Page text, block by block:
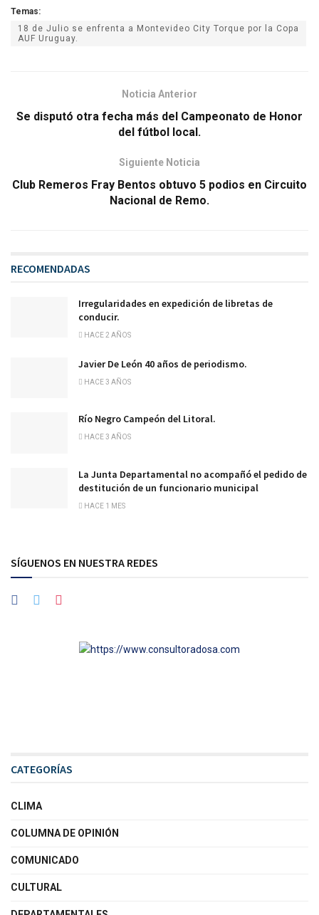
Temas:
18 de Julio se enfrenta a Montevideo City Torque por la Copa
AUF Uruguay.
Noticia Anterior
Se disputó otra fecha más del Campeonato de Honor
del fútbol local.
Siguiente Noticia
Club Remeros Fray Bentos obtuvo 5 podios en Circuito
Nacional de Remo.
RECOMENDADAS
Irregularidades en expedición de libretas de
conducir.
HACE 2 AÑOS
Javier De León 40 años de periodismo.
HACE 3 AÑOS
Río Negro Campeón del Litoral.
HACE 3 AÑOS
La Junta Departamental no acompañó el pedido de
destitución de un funcionario municipal
HACE 1 MES
SÍGUENOS EN NUESTRA REDES
CATEGORÍAS
CLIMA
COLUMNA DE OPINIÓN
COMUNICADO
CULTURAL